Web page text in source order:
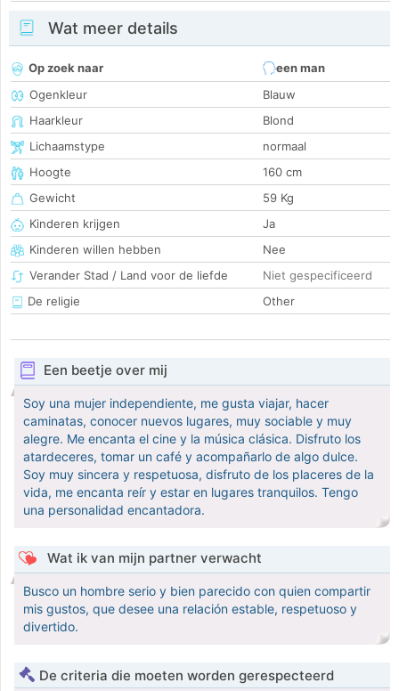
Wat meer details
Op zoek naar
een man
Ogenkleur
Blauw
Haarkleur
Blond
Lichaamstype
normaal
Hoogte
160 cm
Gewicht
59 Kg
Kinderen krijgen
Ja
Kinderen willen hebben
Nee
Verander Stad / Land voor de liefde
Niet gespecificeerd
De religie
Other
Een beetje over mij
Soy una mujer independiente, me gusta viajar, hacer
caminatas, conocer nuevos lugares, muy sociable y muy
alegre. Me encanta el cine y la música clásica. Disfruto los
atardeceres, tomar un café y acompañarlo de algo dulce.
Soy muy sincera y respetuosa, disfruto de los placeres de la
vida, me encanta reír y estar en lugares tranquilos. Tengo
una personalidad encantadora.
Wat ik van mijn partner verwacht
Busco un hombre serio y bien parecido con quien compartir
mis gustos, que desee una relación estable, respetuoso y
divertido.
De criteria die moeten worden gerespecteerd